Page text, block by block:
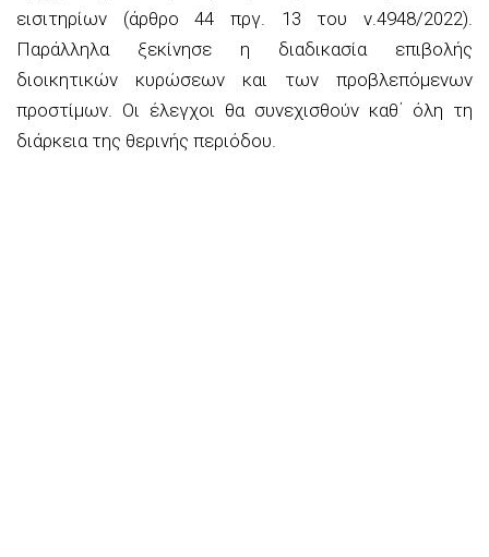
εισιτηρίων (άρθρο 44 πργ. 13 του ν.4948/2022).
Παράλληλα ξεκίνησε η διαδικασία επιβολής
διοικητικών κυρώσεων και των προβλεπόμενων
προστίμων. Οι έλεγχοι θα συνεχισθούν καθ΄ όλη τη
διάρκεια της θερινής περιόδου.